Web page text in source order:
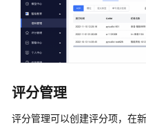
评分管理
评分管理可以创建评分项，在